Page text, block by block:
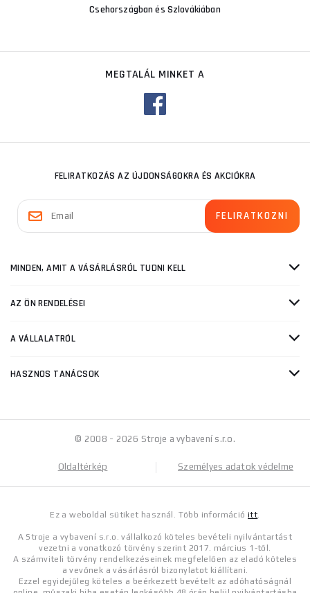
Csehországban és Szlovákiában
MEGTALÁL MINKET A
FELIRATKOZÁS AZ ÚJDONSÁGOKRA ÉS AKCIÓKRA
MINDEN, AMIT A VÁSÁRLÁSRÓL TUDNI KELL
AZ ÖN RENDELÉSEI
A VÁLLALATRÓL
HASZNOS TANÁCSOK
© 2008 - 2026 Stroje a vybavení s.r.o.
Oldaltérkép Személyes adatok védelme
Ez a weboldal sütiket használ. Több információitt.
A Stroje a vybavení s.r.o. vállalkozó köteles bevételi nyilvántartást
vezetni a vonatkozó törvény szerint 2017. március 1-től.
A számviteli törvény rendelkezéseinek megfelelően az eladó köteles
a vevőnek a vásárlásról bizonylatot kiállítani.
Ezzel egyidejűleg köteles a beérkezett bevételt az adóhatóságnál